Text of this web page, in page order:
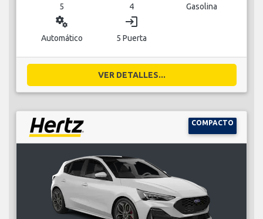
5 4 Gasolina
miscellaneous_services
Automático
login
5 Puerta
VER DETALLES...
COMPACTO